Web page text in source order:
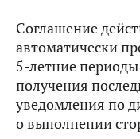
Соглашение
автоматически
5-летние периоды
получения
уведомления по
о выполнении